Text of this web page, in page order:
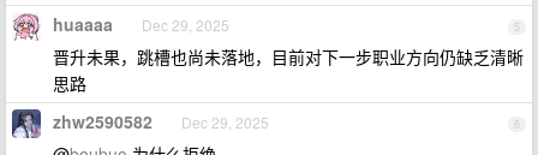
5
huaaaa Dec 29, 2025
晋升未果，跳槽也尚未落地，目前对下一步职业方向仍缺乏清晰
思路
6
zhw2590582 Dec 29, 2025